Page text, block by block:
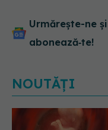
Urmărește-ne
abonează‑te!
NOUTĂȚI